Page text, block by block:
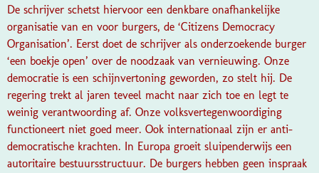
De schrijver schetst hiervoor een denkbare onafhankelijke
organisatie van en voor burgers, de ‘Citizens Democracy
Organisation’. Eerst doet de schrijver als onderzoekende burger
‘een boekje open’ over de noodzaak van vernieuwing. Onze
democratie is een schijnvertoning geworden, zo stelt hij. De
regering trekt al jaren teveel macht naar zich toe en legt te
weinig verantwoording af. Onze volksvertegenwoordiging
functioneert niet goed meer. Ook internationaal zijn er anti-
democratische krachten. In Europa groeit sluipenderwijs een
autoritaire bestuursstructuur. De burgers hebben geen inspraak